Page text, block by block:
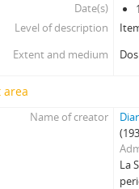
Date(s)
Level of description
Extent and medium
area
Name of creator
La